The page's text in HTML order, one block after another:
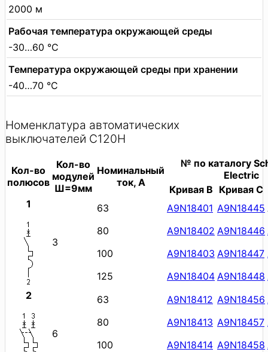
2000 м
Рабочая температура окружающей среды
-30…60 °C
Температура окружающей среды при хранении
-40…70 °C
Номенклатура автоматических
выключателей C120H
Кол-во
полюсов
Кол-во
модулей
Ш=9мм
Номинальный
ток, А
№ по каталогу
Electric
Кривая B Кривая C
1
3
63 A9N18401 A9N18445
80
A9N18402 A9N18446
100
A9N18403 A9N18447
125
A9N18404 A9N18448
2
6
63 A9N18412 A9N18456
80
A9N18413 A9N18457
100
A9N18414 A9N18458